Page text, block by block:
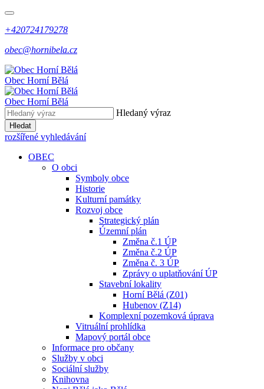
+420724179278
obec@hornibela.cz
Obec HorníBělá
Obec HorníBělá
Hledaný výraz
Hledat
rozšířené vyhledávání
OBEC
O obci
Symboly obce
Historie
Kulturní památky
Rozvoj obce
Strategický plán
Územní plán
Změna č.1 ÚP
Změna č.2 ÚP
Změna č. 3 ÚP
Zprávy o uplatňování ÚP
Stavební lokality
Horní Bělá (Z01)
Hubenov (Z14)
Komplexní pozemková úprava
Vitruální prohlídka
Mapový portál obce
Informace pro občany
Služby v obci
Sociální služby
Knihovna